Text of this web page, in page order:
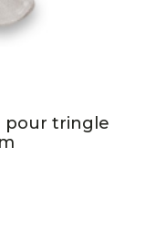
pour tringle